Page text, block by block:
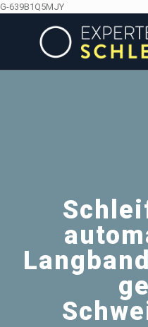
G-639B1Q5MJY